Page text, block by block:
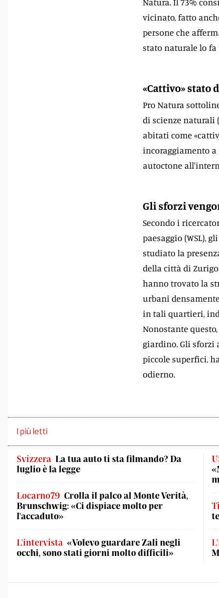
vicinato, fatto
persone che
stato naturale lo
«Cattivo» stato
Pro Natura
di scienze naturali
abitati come
incoraggiamento a
autoctone
Gli sforzi
Secondo i
paesaggio (WSL),
studiato la
della città di
hanno trovato la
urbani
in tali quartieri,
Nonostante
giardino. Gli sforzi
piccole superfici,
odierno.
I più letti
Svizzera La tua auto ti sta filmando? Da
luglio è la legge
Locarno79 Crolla il palco al Monte Verità,
Brunschwig: «Ci dispiace molto per
l'accaduto»
L'intervista «Volevo guardare Zali negli
occhi, sono stati giorni molto difficili»